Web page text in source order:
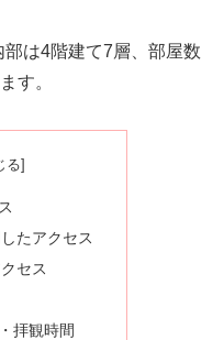
は4階建て7層、部屋数
す。
たアクセス
セス
拝観時間